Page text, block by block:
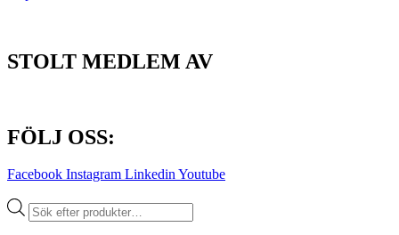
STOLT MEDLEM AV
FÖLJ OSS:
Facebook Instagram LinkedinYoutube
Produktsökning